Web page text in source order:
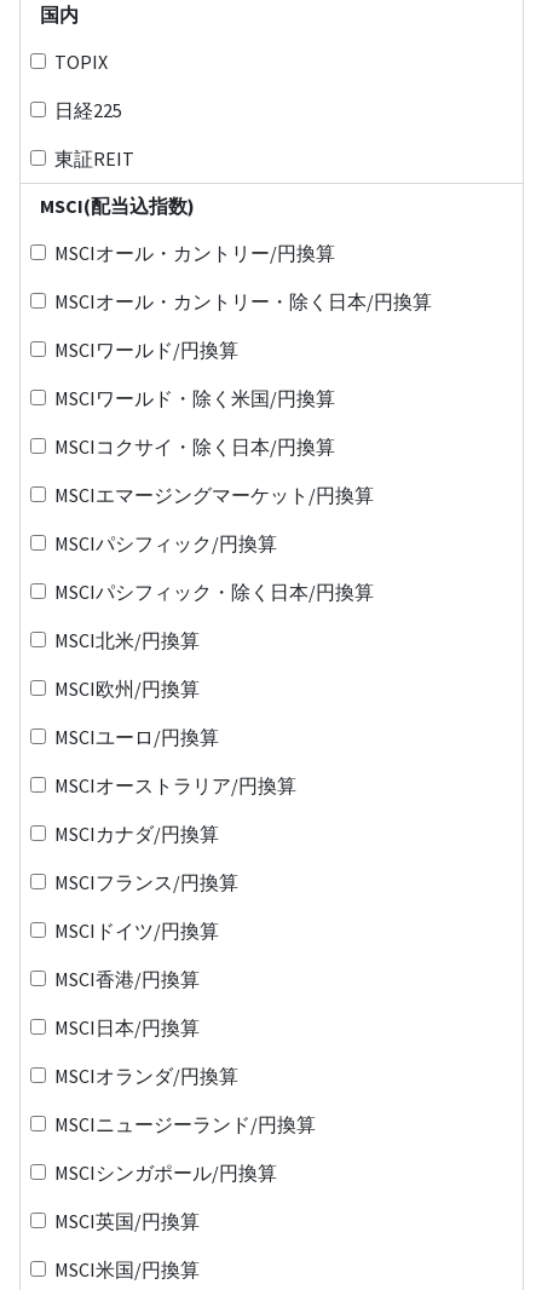
国内
TOPIX
日経225
東証REIT
MSCI(配当込指数)
MSCIオール・カントリー/円換算
MSCIオール・カントリー・除く日本/円換算
MSCIワールド/円換算
MSCIワールド・除く米国/円換算
MSCIコクサイ・除く日本/円換算
MSCIエマージングマーケット/円換算
MSCIパシフィック/円換算
MSCIパシフィック・除く日本/円換算
MSCI北米/円換算
MSCI欧州/円換算
MSCIユーロ/円換算
MSCIオーストラリア/円換算
MSCIカナダ/円換算
MSCIフランス/円換算
MSCIドイツ/円換算
MSCI香港/円換算
MSCI日本/円換算
MSCIオランダ/円換算
MSCIニュージーランド/円換算
MSCIシンガポール/円換算
MSCI英国/円換算
MSCI米国/円換算